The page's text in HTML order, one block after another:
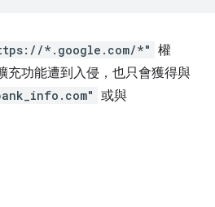
*.google.com/*" 權
功能遭到入侵，也只會獲得與
或與